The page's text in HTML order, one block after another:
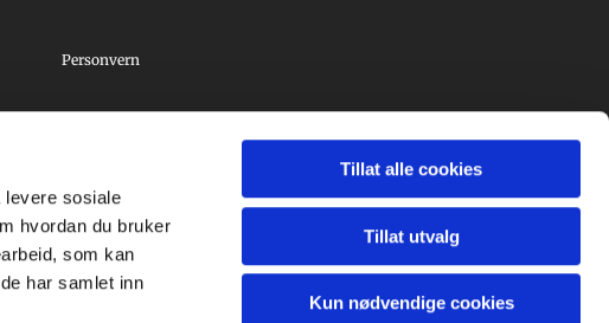
levere sosiale
hvordan du bruker
som kan
har samlet inn
Tillat alle cookies
Tillat utvalg
Kun nødvendige cookies
Personvern